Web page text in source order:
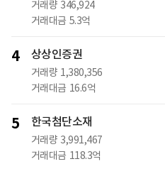
거래량 346,924
거래대금 5.3억
4 상상인증권
거래량 1,380,356
거래대금 16.6억
5 한국첨단소재
거래량 3,991,467
거래대금 118.3억